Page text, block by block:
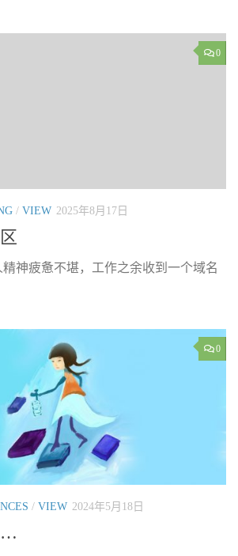
0
/ VIEW 2025年8月17日
神疲惫不堪，工作之余收到一个域名
0
/ VIEW 2024年5月18日